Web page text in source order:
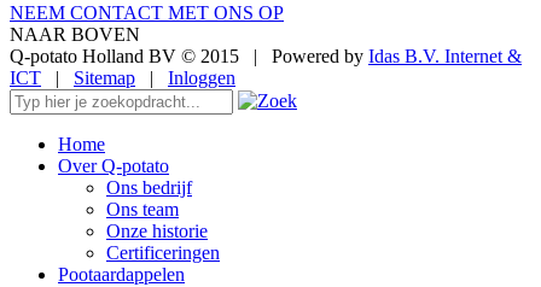
NEEM CONTACT MET ONS OP
NAAR BOVEN
Q-potato Holland BV © 2015 | Powered by Idas B.V. Internet &
ICT
| Sitemap | Inloggen
Home
Over Q-potato
Ons bedrijf
Ons team
Onze historie
Certificeringen
Pootaardappelen